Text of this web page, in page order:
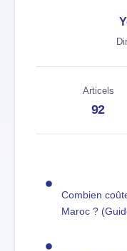
Articels
92
Combien
Maroc ?